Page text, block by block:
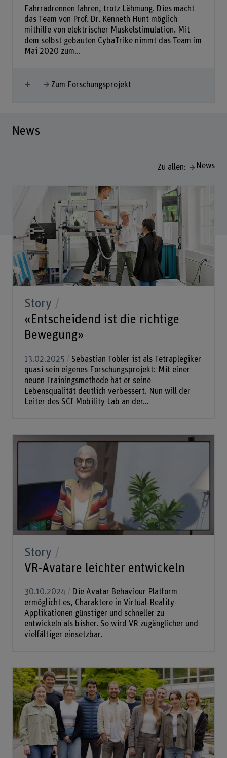
Fahrradrennen fahren, trotz Lähmung. Dies macht
das Team von Prof. Dr. Kenneth Hunt möglich
mithilfe von elektrischer Muskelstimulation. Mit
dem selbst gebauten CybaTrike nimmt das Team im
Mai 2020 zum...
Mehr anzeigen
Zum Forschungsprojekt
News
Zu allen: News
Story
«Entscheidend ist die richtige
Bewegung»
13.02.2025
Sebastian Tobler ist als Tetraplegiker
quasi sein eigenes Forschungsprojekt: Mit einer
neuen Trainingsmethode hat er seine
Lebensqualität deutlich verbessert. Nun will der
Leiter des SCI Mobility Lab an der...
Story
VR-Avatare leichter entwickeln
30.10.2024
Die Avatar Behaviour Platform
ermöglicht es, Charaktere in Virtual-Reality-
Applikationen günstiger und schneller zu
entwickeln als bisher. So wird VR zugänglicher und
vielfältiger einsetzbar.